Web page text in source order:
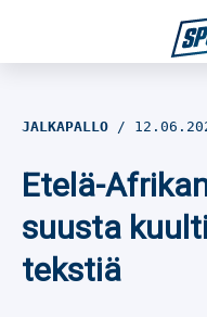
Jalkapallo
Yleisurheilu
JALKAPALLO
Etelä-
suusta
tekstiä